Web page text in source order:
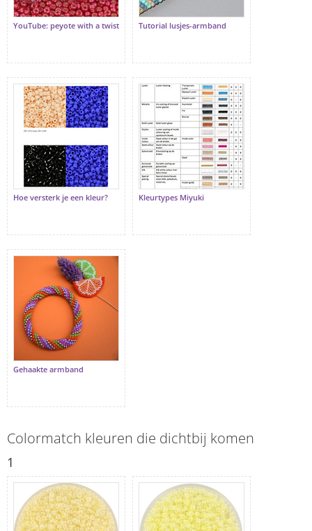
YouTube: peyote with a twist Tutorial lusjes-armband
Hoe versterk je een kleur? Kleurtypes Miyuki
Gehaakte armband
Colormatch kleuren die dichtbij komen
1